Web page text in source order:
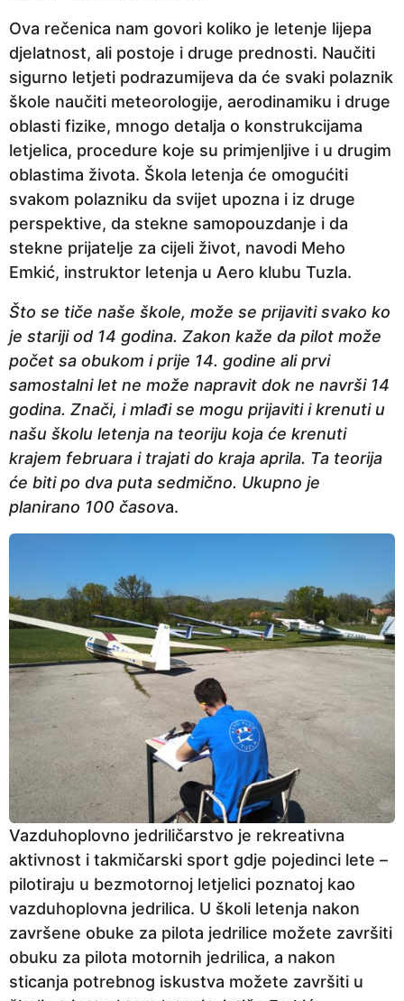
g
o
d
i
n
e
p
r
i
j
e
Ova rečenica nam govori koliko je letenje lijepa
djelatnost, ali postoje i druge prednosti. Naučiti
sigurno letjeti podrazumijeva da će svaki polaznik
škole naučiti meteorologije, aerodinamiku i druge
oblasti fizike, mnogo detalja o konstrukcijama
letjelica, procedure koje su primjenljive i u drugim
oblastima života. Škola letenja će omogućiti
svakom polazniku da svijet upozna i iz druge
perspektive, da stekne samopouzdanje i da
stekne prijatelje za cijeli život, navodi Meho
Emkić, instruktor letenja u Aero klubu Tuzla.
Što se tiče naše škole, može se prijaviti svako ko
je stariji od 14 godina. Zakon kaže da pilot može
počet sa obukom i prije 14. godine ali prvi
samostalni let ne može napravit dok ne navrši 14
godina. Znači, i mlađi se mogu prijaviti i krenuti u
našu školu letenja na teoriju koja će krenuti
krajem februara i trajati do kraja aprila. Ta teorija
će biti po dva puta sedmično. Ukupno je
planirano 100 časova.
Vazduhoplovno jedriličarstvo je rekreativna
aktivnost i takmičarski sport gdje pojedinci lete –
pilotiraju u bezmotornoj letjelici poznatoj kao
vazduhoplovna jedrilica. U školi letenja nakon
završene obuke za pilota jedrilice možete završiti
obuku za pilota motornih jedrilica, a nakon
sticanja potrebnog iskustva možete završiti u